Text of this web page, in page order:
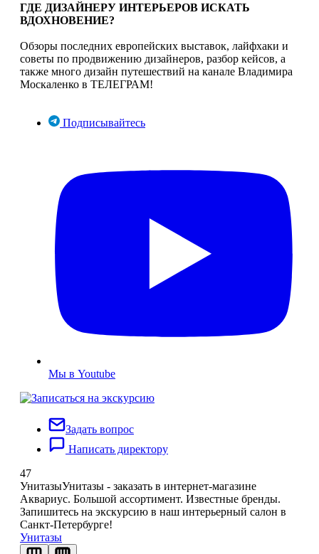
ГДЕ ДИЗАЙНЕРУ ИНТЕРЬЕРОВ ИСКАТЬ
ВДОХНОВЕНИЕ?
Обзоры последних европейских выставок, лайфхаки и
советы по продвижению дизайнеров, разбор кейсов, а
также много дизайн путешествий на канале Владимира
Москаленко в ТЕЛЕГРАМ!
Подписывайтесь
Мы в Youtube
Задать вопрос
Написать директору
47
УнитазыУнитазы - заказать в интернет-магазине
Аквариус. Большой ассортимент. Известные бренды.
Запишитесь на экскурсию в наш интерьерный салон в
Санкт-Петербурге!
Унитазы